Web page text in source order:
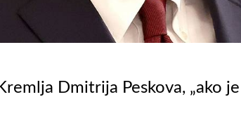
Dmitrija Peskova, „ako